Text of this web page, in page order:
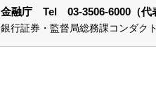
金融庁 Tel 03-3506-6000（代
銀行証券・監督局総務課コンダク